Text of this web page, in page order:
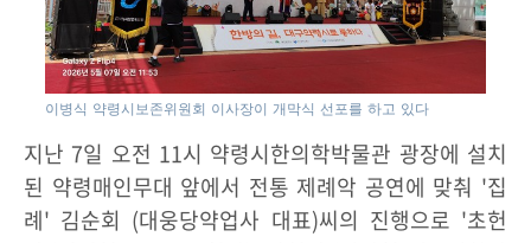
이병식 약령시보존위원회 이사장이 개막식 선포를 하고 있다
지난 7일 오전 11시 약령시한의학박물관 광장에 설치
된 약령매인무대 앞에서 전통 제례악 공연에 맞춰 '집
례' 김순회 (대웅당약업사 대표)씨의 진행으로 '초헌